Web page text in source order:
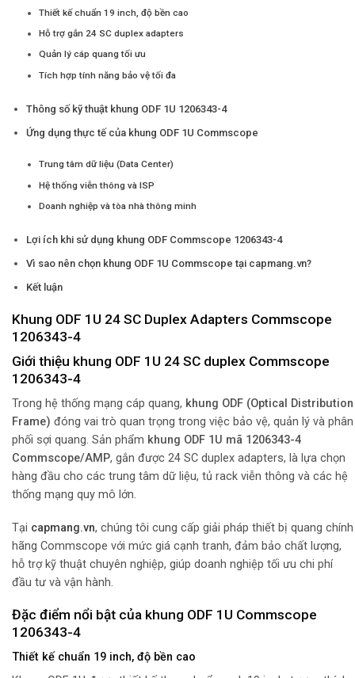
Thiết kế chuẩn 19 inch, độ bền cao
Hỗ trợ gắn 24 SC duplex adapters
Quản lý cáp quang tối ưu
Tích hợp tính năng bảo vệ tối đa
Thông số kỹ thuật khung ODF 1U 1206343-4
Ứng dụng thực tế của khung ODF 1U Commscope
Trung tâm dữ liệu (Data Center)
Hệ thống viễn thông và ISP
Doanh nghiệp và tòa nhà thông minh
Lợi ích khi sử dụng khung ODF Commscope 1206343-4
Vì sao nên chọn khung ODF 1U Commscope tại capmang.vn?
Kết luận
Khung ODF 1U 24 SC Duplex Adapters Commscope
1206343-4
Giới thiệu khung ODF 1U 24 SC duplex Commscope
1206343-4
Trong hệ thống mạng cáp quang, khung ODF (Optical Distribution
Frame) đóng vai trò quan trọng trong việc bảo vệ, quản lý và phân
phối sợi quang. Sản phẩm khung ODF 1U mã 1206343-4
Commscope/AMP, gắn được 24 SC duplex adapters, là lựa chọn
hàng đầu cho các trung tâm dữ liệu, tủ rack viễn thông và các hệ
thống mạng quy mô lớn.
Tại capmang.vn, chúng tôi cung cấp giải pháp thiết bị quang chính
hãng Commscope với mức giá cạnh tranh, đảm bảo chất lượng,
hỗ trợ kỹ thuật chuyên nghiệp, giúp doanh nghiệp tối ưu chi phí
đầu tư và vận hành.
Đặc điểm nổi bật của khung ODF 1U Commscope
1206343-4
Thiết kế chuẩn 19 inch, độ bền cao